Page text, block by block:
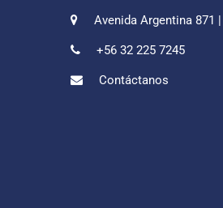
Avenida Argentina 871
+56 32 225 7245
Contáctanos